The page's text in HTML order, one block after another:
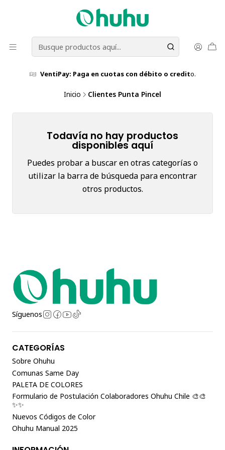
VentiPay: Paga en cuotas con débito o credito.
Inicio Clientes Punta Pincel
Todavía no hay productos
disponibles aquí
Puedes probar a buscar en otras categorías o
utilizar la barra de búsqueda para encontrar
otros productos.
Síguenos
CATEGORÍAS
Sobre Ohuhu
Comunas Same Day
PALETA DE COLORES
Formulario de Postulación Colaboradores Ohuhu Chile 🎨🎨
✨✨
Nuevos Códigos de Color
Ohuhu Manual 2025